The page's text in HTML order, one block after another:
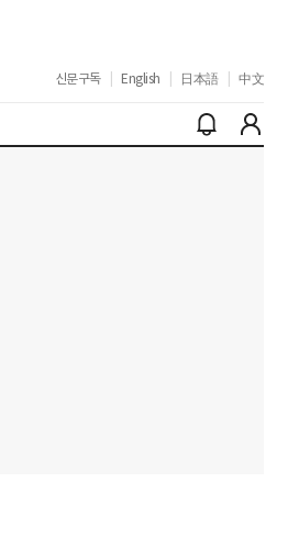
신문구독 English 日本語 中文